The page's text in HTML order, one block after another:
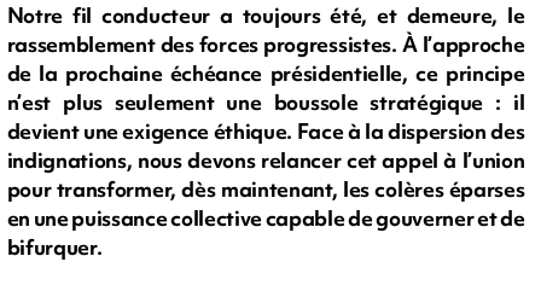
Notre fil conducteur a toujours été, et demeure, le
rassemblement des forces progressistes. À l’approche
de la prochaine échéance présidentielle, ce principe
n’est plus seulement une boussole stratégique : il
devient une exigence éthique. Face à la dispersion des
indignations, nous devons relancer cet appel à l’union
pour transformer, dès maintenant, les colères éparses
en une puissance collective capable de gouverner et de
bifurquer.